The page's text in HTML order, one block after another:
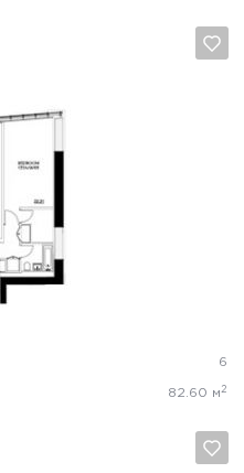
6
82.60 м 2
Отмена